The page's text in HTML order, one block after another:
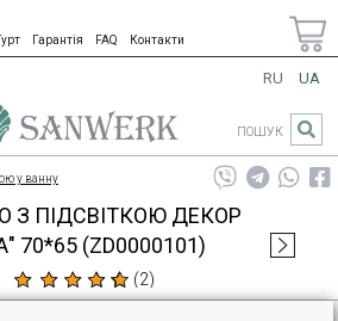
Гарантія FAQ Контакти
RU UA
ПОШУК
у ванну
З ПІДСВІТКОЮ ДЕКОР
70*65 (ZD0000101)
(2)